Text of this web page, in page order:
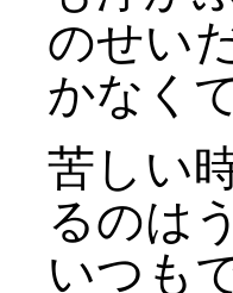
のせい
かなく
苦しい
るのは
いつも